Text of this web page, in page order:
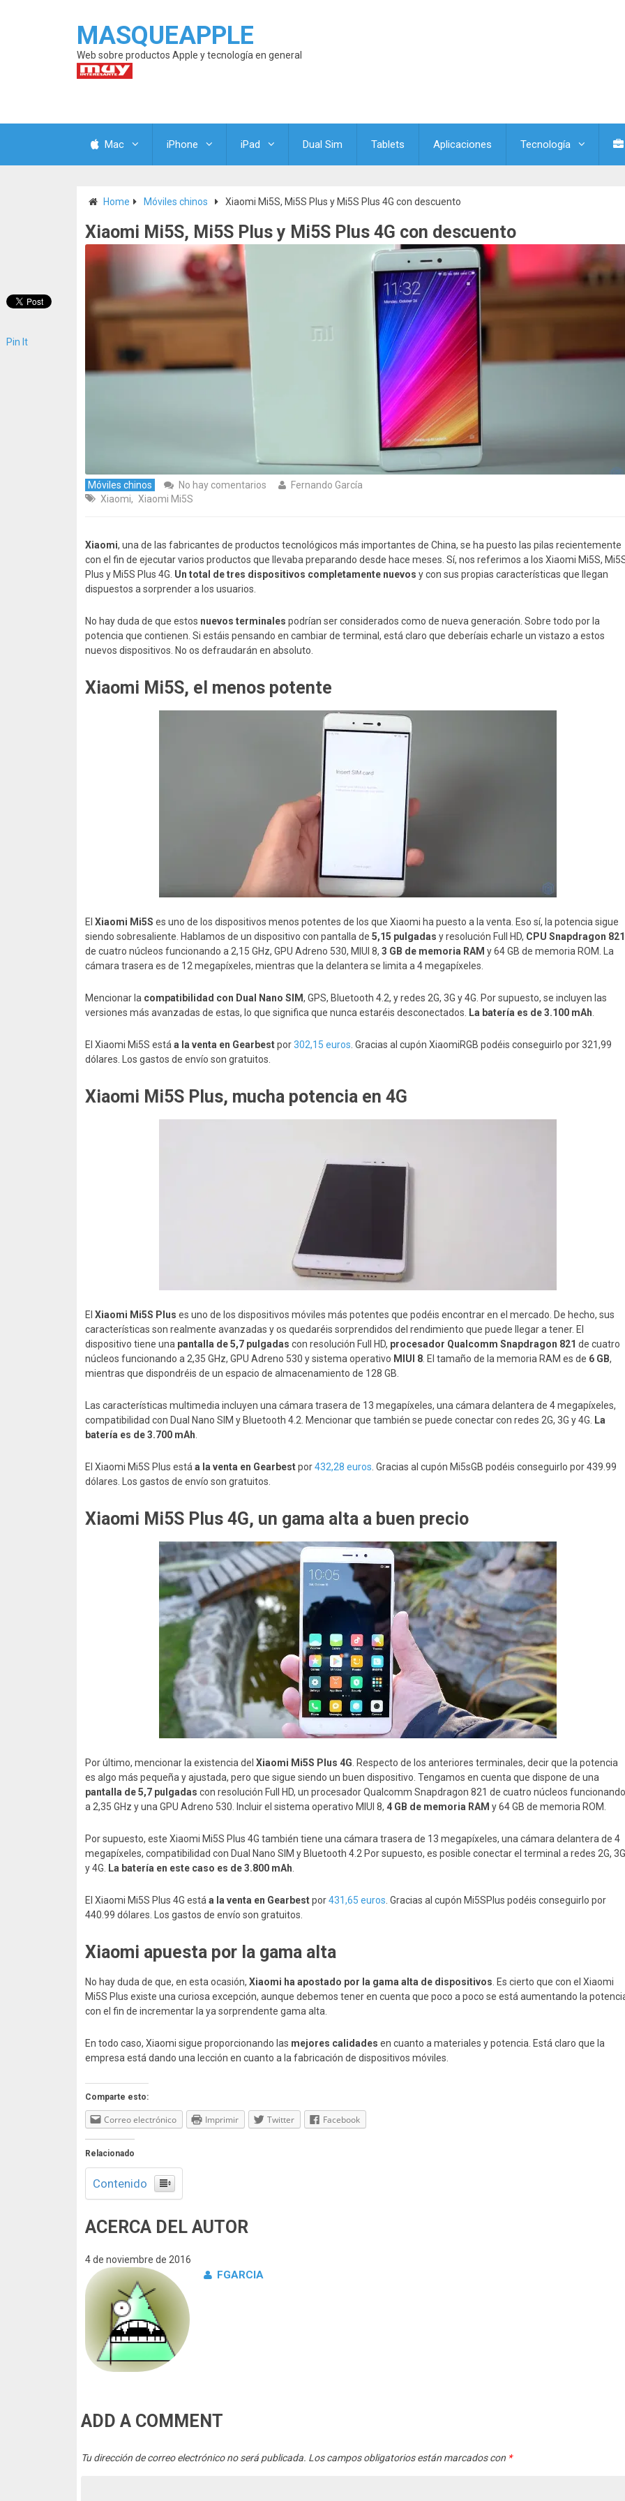
MASQUEAPPLE
Web sobre productos Apple y tecnología en general
Mac iPhone iPad Dual Sim Tablets Aplicaciones Tecnología
Home Móviles chinos Xiaomi Mi5S, Mi5S Plus y Mi5S Plus 4G con descuento
Xiaomi Mi5S, Mi5S Plus y Mi5S Plus 4G con descuento
Móviles chinos No hay comentarios
Fernando García
Xiaomi, Xiaomi Mi5S
Xiaomi, una de las fabricantes de productos tecnológicos más importantes de China, se ha puesto las pilas recientemente
con el fin de ejecutar varios productos que llevaba preparando desde hace meses. Sí, nos referimos a los Xiaomi Mi5S,
Plus y Mi5S Plus 4G. Un total de tres dispositivos completamente nuevos y con sus propias características que llegan
dispuestos a sorprender a los usuarios.
No hay duda de que estos nuevos terminales podrían ser considerados como de nueva generación. Sobre todo por la
potencia que contienen. Si estáis pensando en cambiar de terminal, está claro que deberíais echarle un vistazo a estos
nuevos dispositivos. No os defraudarán en absoluto.
Xiaomi Mi5S, el menos potente
El Xiaomi Mi5S es uno de los dispositivos menos potentes de los que Xiaomi ha puesto a la venta. Eso sí, la potencia sigue
siendo sobresaliente. Hablamos de un dispositivo con pantalla de 5,15 pulgadas y resolución Full HD, CPU Snapdragon 821
de cuatro núcleos funcionando a 2,15 GHz, GPU Adreno 530, MIUI 8, 3 GB de memoria RAM y 64 GB de memoria ROM. La
cámara trasera es de 12 megapíxeles, mientras que la delantera se limita a 4 megapíxeles.
Mencionar la compatibilidad con Dual Nano SIM, GPS, Bluetooth 4.2, y redes 2G, 3G y 4G. Por supuesto, se incluyen las
versiones más avanzadas de estas, lo que significa que nunca estaréis desconectados.
La batería es de 3.100 mAh
El Xiaomi Mi5S está a la venta en Gearbestpor302,15 euros . Gracias al cupón XiaomiRGB podéis conseguirlo por 321,99
dólares. Los gastos de envío son gratuitos.
Xiaomi Mi5S Plus, mucha potencia en 4G
El Xiaomi Mi5S Plus es uno de los dispositivos móviles más potentes que podéis encontrar en el mercado. De hecho, sus
características son realmente avanzadas y os quedaréis sorprendidos del rendimiento que puede llegar a tener. El
dispositivo tiene una pantalla de 5,7 pulgadas con resolución Full HD, procesador Qualcomm Snapdragon 821 de cuatro
núcleos funcionando a 2,35 GHz, GPU Adreno 530 y sistema operativo MIUI 8 . El tamaño de la memoria RAM es de 6 GB,
mientras que dispondréis de un espacio de almacenamiento de 128 GB.
Las características multimedia incluyen una cámara trasera de 13 megapíxeles, una cámara delantera de 4 megapíxeles,
compatibilidad con Dual Nano SIM y Bluetooth 4.2. Mencionar que también se puede conectar con redes 2G, 3G y 4G.
La
batería es de 3.700 mAh
El Xiaomi Mi5S Plus está a la venta en Gearbestpor432,28 euros . Gracias al cupón Mi5sGB podéis conseguirlo por 439.99
dólares. Los gastos de envío son gratuitos.
Xiaomi Mi5S Plus 4G, un gama alta a buen precio
Por último, mencionar la existencia del Xiaomi Mi5S Plus 4G . Respecto de los anteriores terminales, decir que la potencia
es algo más pequeña y ajustada, pero que sigue siendo un buen dispositivo. Tengamos en cuenta que dispone de una
pantalla de 5,7 pulgadas con resolución Full HD, un procesador Qualcomm Snapdragon 821 de cuatro núcleos funcionando
a 2,35 GHz y una GPU Adreno 530. Incluir el sistema operativo MIUI 8, 4 GB de memoria RAM y 64 GB de memoria ROM.
Por supuesto, este Xiaomi Mi5S Plus 4G también tiene una cámara trasera de 13 megapíxeles, una cámara delantera de 4
megapíxeles, compatibilidad con Dual Nano SIM y Bluetooth 4.2 Por supuesto, es posible conectar el terminal a redes 2G, 3G
y 4G.
La batería en este caso es de 3.800 mAh
El Xiaomi Mi5S Plus 4G está a la venta en Gearbestpor431,65 euros . Gracias al cupón Mi5SPlus podéis conseguirlo por
440.99 dólares. Los gastos de envío son gratuitos.
Xiaomi apuesta por la gama alta
No hay duda de que, en esta ocasión, Xiaomi ha apostado por la gama alta de dispositivos . Es cierto que con el Xiaomi
Mi5S Plus existe una curiosa excepción, aunque debemos tener en cuenta que poco a poco se está aumentando la
con el fin de incrementar la ya sorprendente gama alta.
En todo caso, Xiaomi sigue proporcionando las mejores calidades en cuanto a materiales y potencia. Está claro que la
empresa está dando una lección en cuanto a la fabricación de dispositivos móviles.
Comparte esto:
Correo electrónico Imprimir Twitter Facebook
Relacionado
Contenido
Pin It
ACERCA DEL AUTOR
4 de noviembre de 2016
FGARCIA
ADD A COMMENT
Tu dirección de correo electrónico no será publicada. Los campos obligatorios están marcados con *